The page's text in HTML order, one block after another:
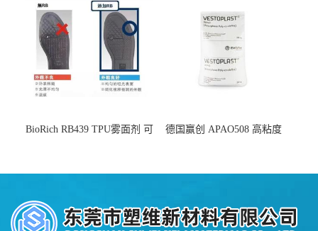
BioRich RB439 TPU雾面剂 可
德国赢创 APAO508 高粘度